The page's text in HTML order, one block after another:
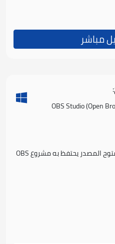
مباشر
برنامج مجاني للتدفق والتسجيل مفتوح المصدر يحتفظ به مشروع OBS